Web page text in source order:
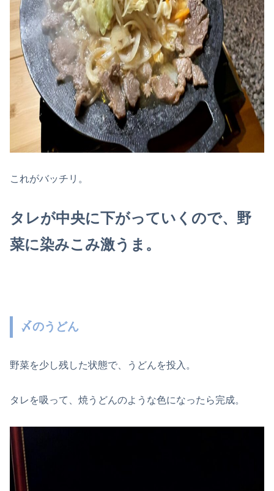
これがバッチリ。
タレが中央に下がっていくので、野
菜に染みこみ激うま。
〆のうどん
野菜を少し残した状態で、うどんを投入。
タレを吸って、焼うどんのような色になったら完成。